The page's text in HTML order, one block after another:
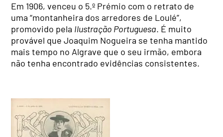
Em 1906, venceu o 5.º Prémio com o retrato de
uma “montanheira dos arredores de Loulé”,
promovido pela Ilustração Portuguesa. É muito
provável que Joaquim Nogueira se tenha mantido
mais tempo no Algrave que o seu irmão, embora
não tenha encontrado evidências consistentes.